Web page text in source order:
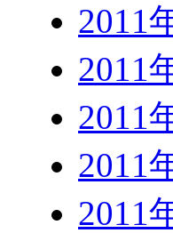
2011
2011
2011
2011
2011